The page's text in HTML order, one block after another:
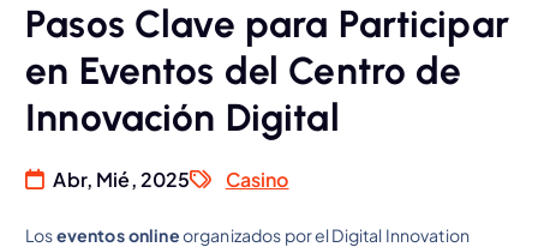
Pasos Clave para Participar
en Eventos del Centro de
Innovación Digital
Abr, Mié, 2025 Casino
Loseventos onlineorganizados por el Digital Innovation